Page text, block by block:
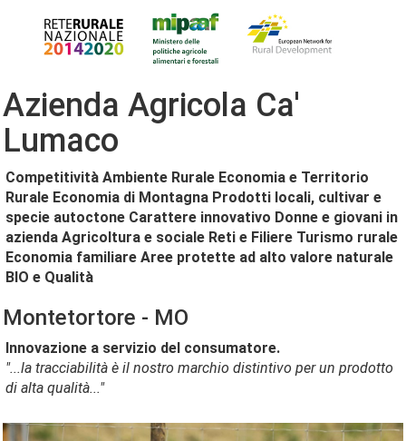
Azienda Agricola Ca'
Lumaco
Competitività Ambiente Rurale Economia e Territorio
Rurale Economia di Montagna Prodotti locali, cultivar e
specie autoctone Carattere innovativo Donne e giovani in
azienda Agricoltura e sociale Reti e Filiere Turismo rurale
Economia familiare Aree protette ad alto valore naturale
BIO e Qualità
Montetortore - MO
Innovazione a servizio del consumatore.
"...la tracciabilità è il nostro marchio distintivo per un prodotto
di alta qualità..."